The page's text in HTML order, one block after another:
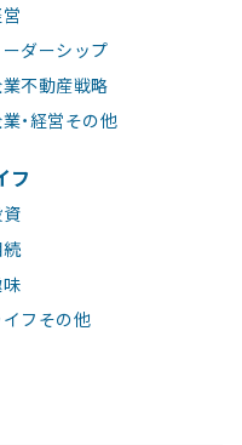
ーダーシップ
不動産戦略
・経営その他
フ
フその他